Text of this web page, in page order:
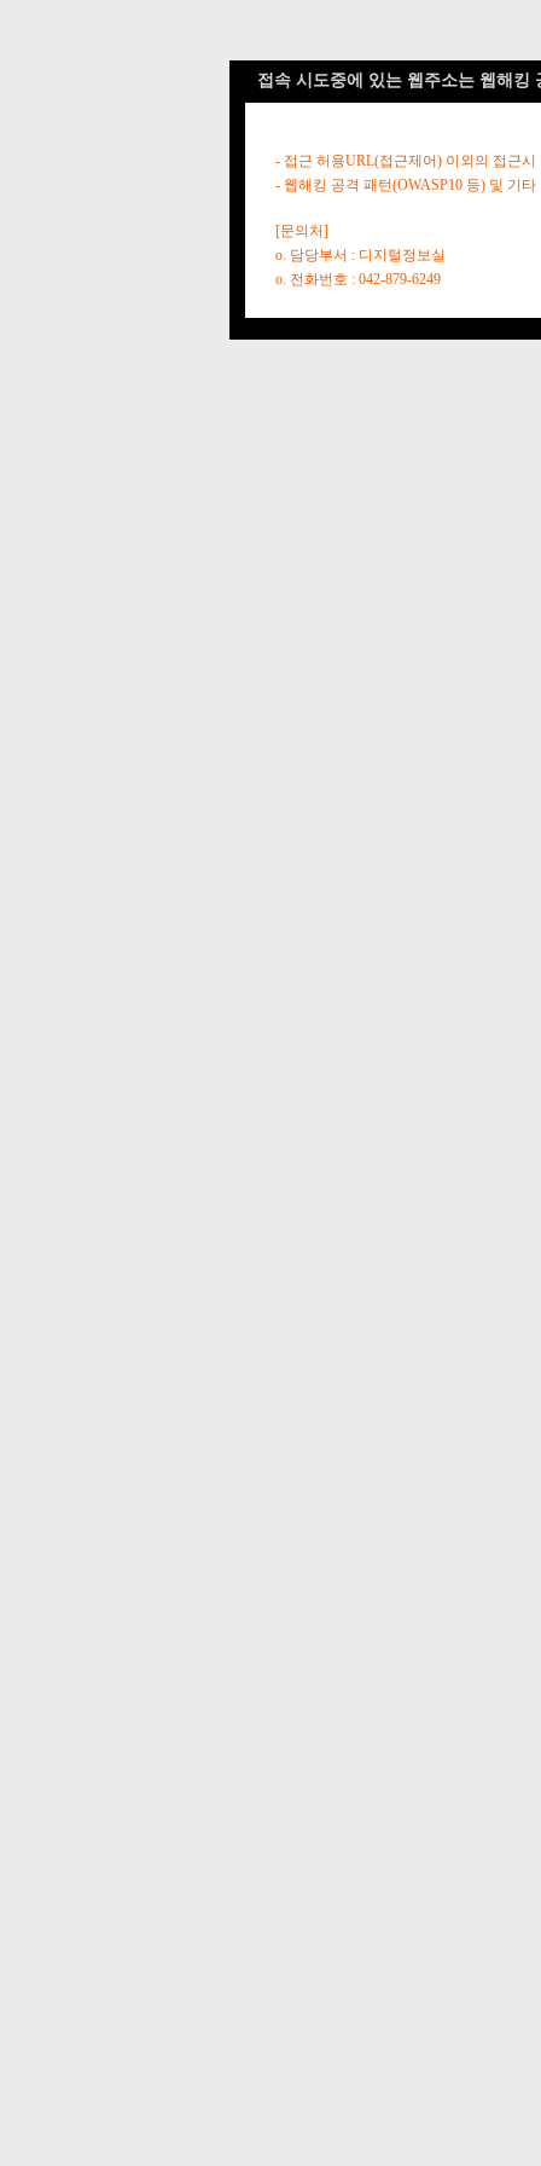
접속 시도중에 있는 웹주소는 웹해킹
- 접근 허용URL(접근제어) 이외의 접근시
- 웹해킹 공격 패턴(OWASP10 등) 및 기
[문의처]
o. 담당부서 : 디지털정보실
o. 전화번호 : 042-879-6249